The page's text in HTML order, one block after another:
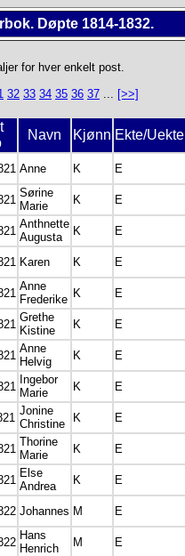
Døpte 1814-1832.
for hver enkelt post.
32 33 34 35 36 37 ... [>>]
Navn Kjønn Ekte/Uekte
Anne K
E
Sørine
Marie
K
E
Anthnette
Augusta
K
E
Karen K
E
Anne
Frederike K
E
Grethe
Kistine
K
E
Anne
Helvig
K
E
Ingebor
Marie
K
E
Jonine
Christine
K
E
Thorine
Marie
K
E
Else
Andrea
K
E
Johannes M
E
Hans
Henrich
M
E